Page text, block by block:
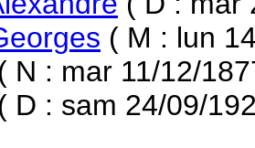
( M : lun
( N : mar 11/12/
( D : sam 24/09/